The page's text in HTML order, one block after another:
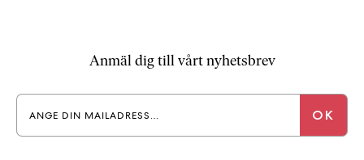
Anmäl dig till vårt nyhetsbrev